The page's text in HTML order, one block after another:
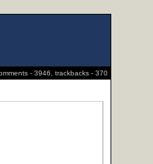
- 3946, trackbacks - 370